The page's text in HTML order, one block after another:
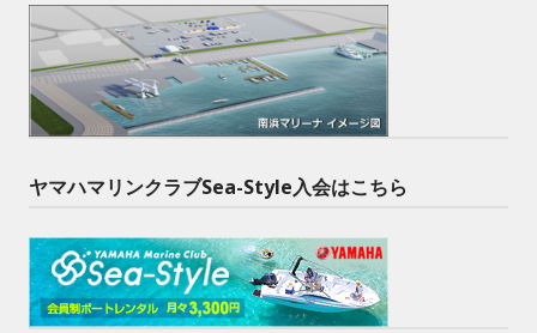
ヤマハマリンクラブSea-Style入会はこちら